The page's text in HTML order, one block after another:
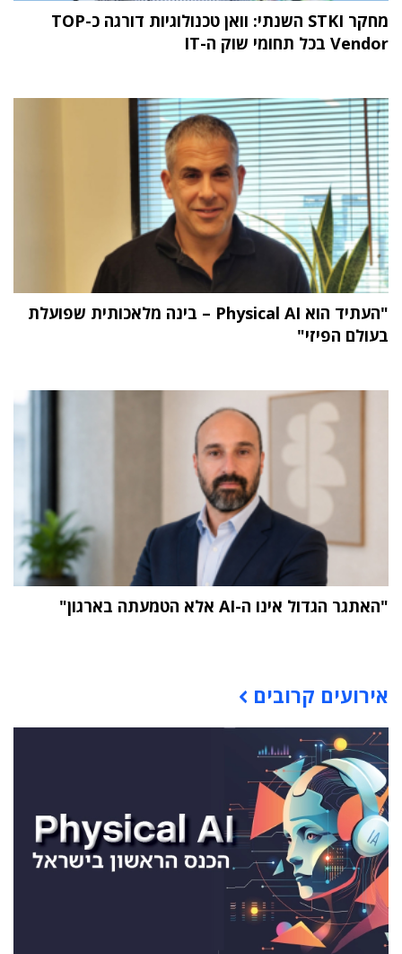
מחקר STKI השנתי: וואן טכנולוגיות דורגה כ-TOP
Vendor בכל תחומי שוק ה-IT
"העתיד הוא Physical AI – בינה מלאכותית שפועלת
בעולם הפיזי"
"האתגר הגדול אינו ה-AI אלא הטמעתה בארגון"
אירועים קרובים